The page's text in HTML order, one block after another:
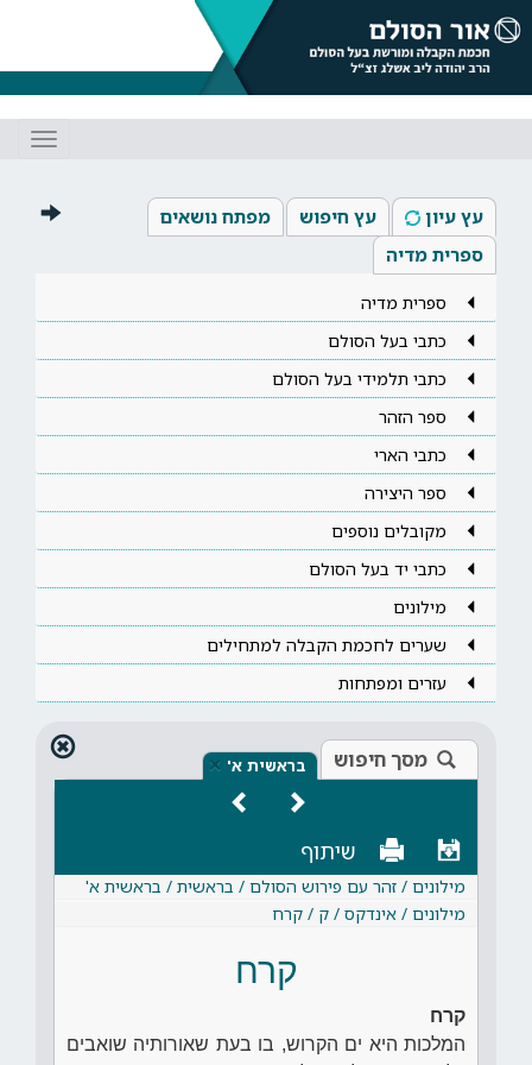
עץ עיון עץ חיפוש
מפתח נושאים
ספרית מדיה
ספרית מדיה
כתבי בעל הסולם
כתבי תלמידי בעל הסולם
ספר הזהר
כתבי הארי
ספר היצירה
מקובלים נוספים
כתבי יד בעל הסולם
מילונים
שערים לחכמת הקבלה למתחילים
עזרים ומפתחות
מסך חיפוש בראשית א' ×
שיתוף
מילונים / זהר עם פירוש הסולם / בראשית / בראשית א'
מילונים / אינדקס / ק / קרח
קרח
קרח
המלכות היא ים הקרוש, בו בעת שאורותיה שואבים